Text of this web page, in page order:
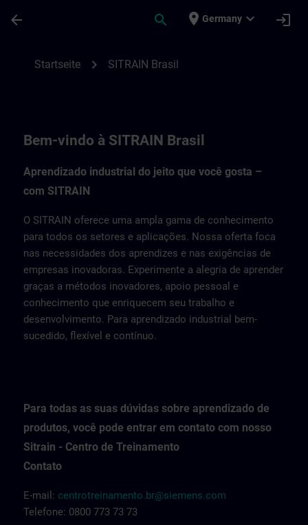
arrow_back search place Germany expand_more login
Startseite chevron_right SITRAIN Brasil
Bem-vindo à SITRAIN Brasil
Aprendizado industrial do jeito que você gosta –
com SITRAIN
O SITRAIN oferece uma ampla gama de conhecimento
para todos os setores e aplicações. Nossa oferta foca
nas necessidades dos aprendizes e nas exigências de
empresas inovadoras. Experimente a alegria de aprender
graças a métodos inovadores, apoio pessoal e
conhecimento que enriquecem seu trabalho e
desenvolvimento. Para aprendizado industrial bem-
sucedido, flexível e contínuo.
Para todas as suas dúvidas sobre aprendizado de
produtos, você pode entrar em contato com nosso
Sitrain - Centro de Treinamento
Contato
E-mail: centrotreinamento.br@siemens.com
Telefone: 0800 773 73 73